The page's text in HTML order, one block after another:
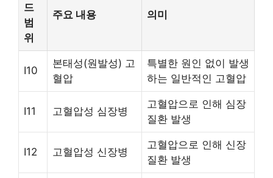
드
범
위
주요 내용 의미
I10
본태성(원발성) 고
혈압
특별한 원인 없이 발생
하는 일반적인 고혈압
I11 고혈압성 심장병
고혈압으로 인해 심장
질환 발생
I12 고혈압성 신장병
고혈압으로 인해 신장
질환 발생